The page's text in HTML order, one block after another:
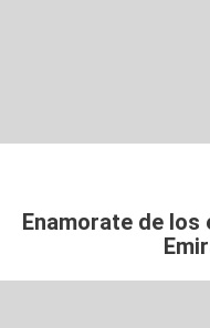
Enamorate de los